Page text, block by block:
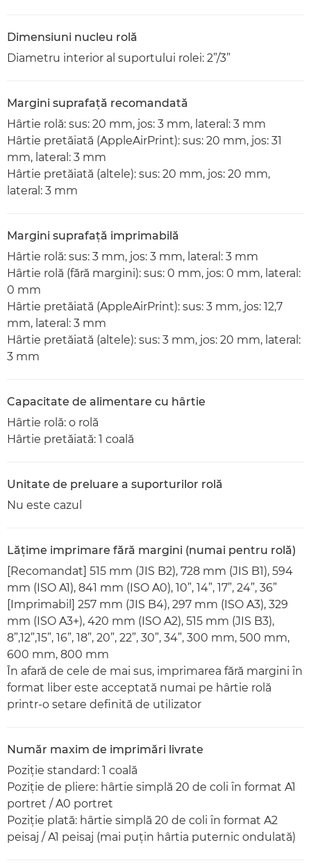
Dimensiuni nucleu rolă
Diametru interior al suportului rolei: 2”/3”
Margini suprafaţă recomandată
Hârtie rolă: sus: 20 mm, jos: 3 mm, lateral: 3 mm
Hârtie pretăiată (AppleAirPrint): sus: 20 mm, jos: 31
mm, lateral: 3 mm
Hârtie pretăiată (altele): sus: 20 mm, jos: 20 mm,
lateral: 3 mm
Margini suprafaţă imprimabilă
Hârtie rolă: sus: 3 mm, jos: 3 mm, lateral: 3 mm
Hârtie rolă (fără margini): sus: 0 mm, jos: 0 mm, lateral:
0 mm
Hârtie pretăiată (AppleAirPrint): sus: 3 mm, jos: 12,7
mm, lateral: 3 mm
Hârtie pretăiată (altele): sus: 3 mm, jos: 20 mm, lateral:
3 mm
Capacitate de alimentare cu hârtie
Hârtie rolă: o rolă
Hârtie pretăiată: 1 coală
Unitate de preluare a suporturilor rolă
Nu este cazul
Lăţime imprimare fără margini (numai pentru rolă)
[Recomandat] 515 mm (JIS B2), 728 mm (JIS B1), 594
mm (ISO A1), 841 mm (ISO A0), 10”, 14”, 17”, 24”, 36”
[Imprimabil] 257 mm (JIS B4), 297 mm (ISO A3), 329
mm (ISO A3+), 420 mm (ISO A2), 515 mm (JIS B3),
8”,12”,15”, 16”, 18”, 20”, 22”, 30”, 34”, 300 mm, 500 mm,
600 mm, 800 mm
În afară de cele de mai sus, imprimarea fără margini în
format liber este acceptată numai pe hârtie rolă
printr-o setare definită de utilizator
Număr maxim de imprimări livrate
Poziţie standard: 1 coală
Poziţie de pliere: hârtie simplă 20 de coli în format A1
portret / A0 portret
Poziţie plată: hârtie simplă 20 de coli în format A2
peisaj / A1 peisaj (mai puţin hârtia puternic ondulată)